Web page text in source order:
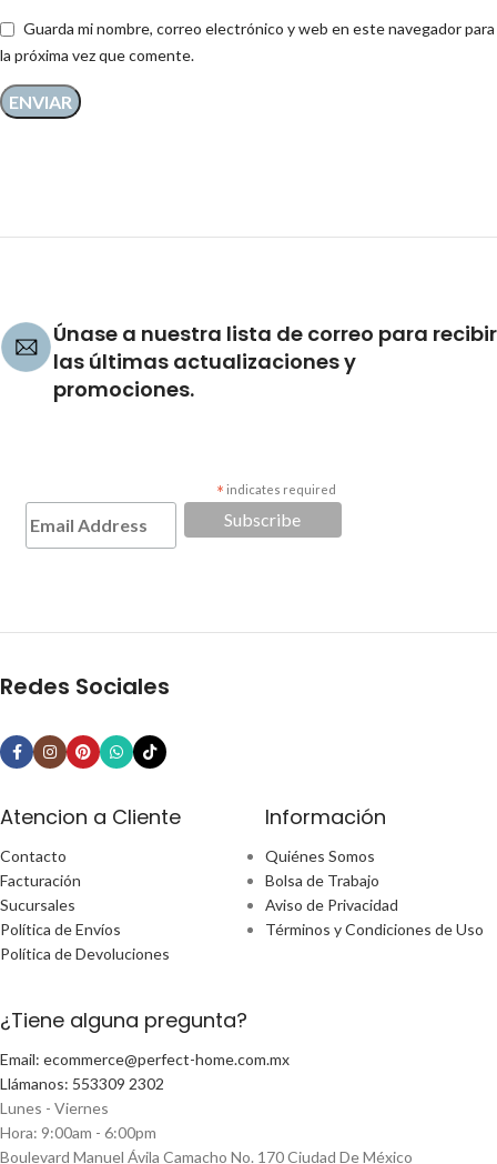
Guarda mi nombre, correo electrónico y web en este navegador para
la próxima vez que comente.
Únase a nuestra lista de correo para recibir
las últimas actualizaciones y
promociones.
* indicates required
Redes Sociales
Atencion a Cliente
Contacto
Facturación
Sucursales
Política de Envíos
Política de Devoluciones
Información
Quiénes Somos
Bolsa de Trabajo
Aviso de Privacidad
Términos y Condiciones de Uso
¿Tiene alguna pregunta?
Email: ecommerce@perfect-home.com.mx
Llámanos: 553309 2302
Lunes - Viernes
Hora: 9:00am - 6:00pm
Boulevard Manuel Ávila Camacho No. 170 Ciudad De México